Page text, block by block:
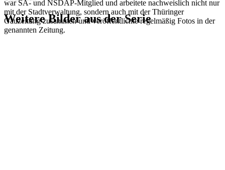
war SA- und NSDAP-Mitglied und arbeitete nachweislich nicht nur
mit der Stadtverwaltung, sondern auch mit der Thüringer
Gauzeitung zusammen und veröffentlichte regelmäßig Fotos in der
genannten Zeitung.
Weitere Bilder aus der Serie